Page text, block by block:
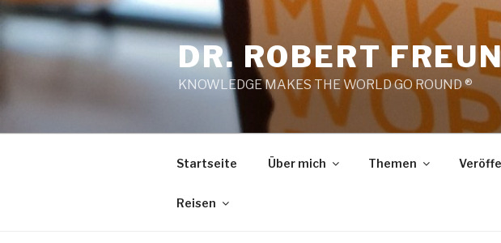
Zum
Inhalt
springen
DR. ROBERT
KNOWLEDGE MAKES THE WORLD GO ROUND ®
Startseite Über mich Themen
Reisen